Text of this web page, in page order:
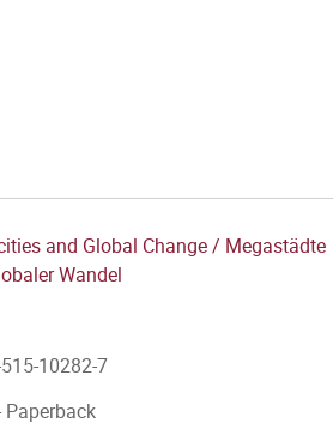
and Global Change / Megastädte
Wandel
10282-7
Paperback